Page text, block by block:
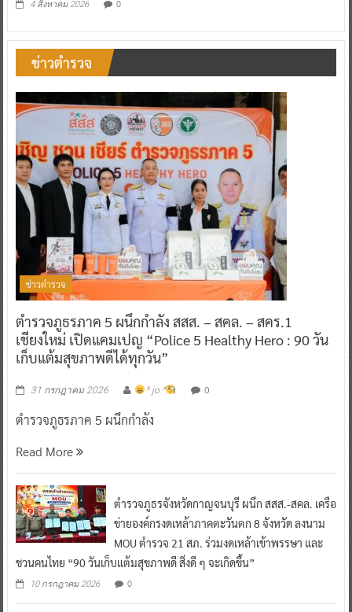
4 สิงหาคม 2026 0
ข่าวตำรวจ
ข่าวตำรวจ
ตำรวจภูธรภาค 5 ผนึกกำลัง สสส. – สคล. – สคร.1
เชียงใหม่ เปิดแคมเปญ “Police 5 Healthy Hero : 90 วัน
เก็บแต้มสุขภาพดีได้ทุกวัน”
31 กรกฎาคม 2026 ^ jo ^ 0
ตำรวจภูธรภาค 5 ผนึกกำลัง
Read More
ตำรวจภูธรจังหวัดกาญจนบุรี ผนึก สสส.-สคล. เครือ
ข่ายองค์กรงดเหล้าภาคตะวันตก 8 จังหวัด ลงนาม
MOU ตำรวจ 21 สภ. ร่วมงดเหล้าเข้าพรรษา และ
ชวนคนไทย “90 วันเก็บแต้มสุขภาพดี สิ่งดี ๆ จะเกิดขึ้น”
10 กรกฎาคม 2026 0